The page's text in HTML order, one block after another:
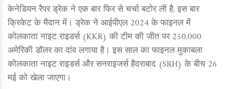
केनेडियन रैपर ड्रेक ने एक बार फिर से चर्चा बटोर ली है, इस बार
क्रिकेट के मैदान में। ड्रेक ने आईपीएल 2024 के फाइनल में
कोलकाता नाइट राइडर्स (KKR) की टीम की जीत पर 250,000
अमेरिकी डॉलर का दांव लगाया है। इस साल का फाइनल मुकाबला
कोलकाता नाइट राइडर्स और सनराइजर्स हैदराबाद (SRH) के बीच 26
मई को खेला जाएगा।